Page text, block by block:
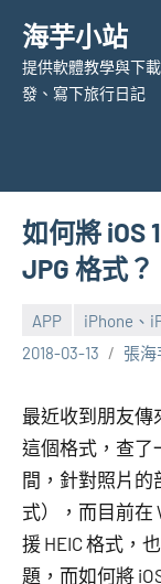
content
海芋小站
提供軟體教學與下
發、寫下旅行日記
如何將 iOS
JPG 格式？
APP iPhone、
2018-03-13
張海
最近收到朋友傳
這個格式，查了
間，針對照片的
式），而目前在
援 HEIC 格式，
題，而如何將